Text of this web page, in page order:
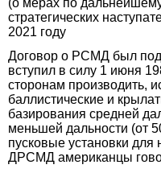
стратегических
2021 году
Договор о РСМД был
вступил в силу 1 июня
сторонам производить,
баллистические и
базирования средней
меньшей дальности (от
пусковые установки
ДРСМД американцы